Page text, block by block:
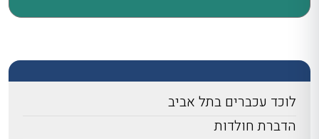
לוכד עכברים בתל אביב
הדברת חולדות